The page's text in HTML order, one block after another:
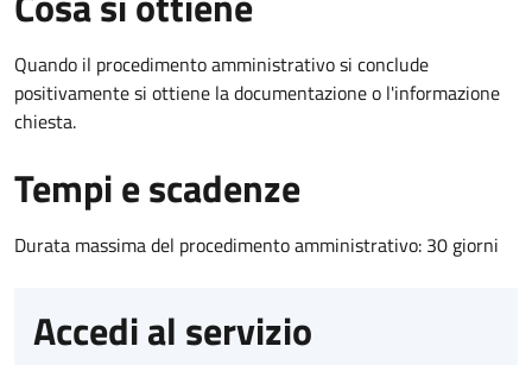
Quando il procedimento amministrativo si conclude
positivamente si ottiene la documentazione o l'informazione
chiesta.
Tempi e scadenze
Durata massima del procedimento amministrativo: 30 giorni
Accedi al servizio